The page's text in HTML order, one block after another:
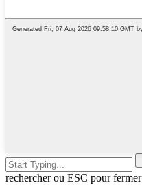
rechercher ou ESC pour fermer